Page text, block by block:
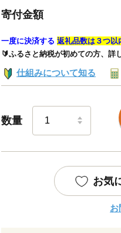
寄付金額
一度に決済する 返礼品数は３つ以
🔰ふるさと納税が初めての方、詳
仕組みについて知る
数量
お気
お